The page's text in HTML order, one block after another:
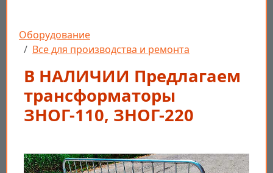
Строка навигации
Оборудование
Все для производства и ремонта
В НАЛИЧИИ Предлагаем
трансформаторы
ЗНОГ-110, ЗНОГ-220